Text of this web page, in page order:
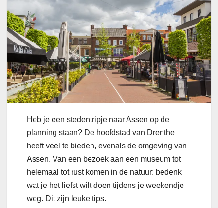
Heb je een stedentripje naar Assen op de
planning staan? De hoofdstad van Drenthe
heeft veel te bieden, evenals de omgeving van
Assen. Van een bezoek aan een museum tot
helemaal tot rust komen in de natuur: bedenk
wat je het liefst wilt doen tijdens je weekendje
weg. Dit zijn leuke tips.